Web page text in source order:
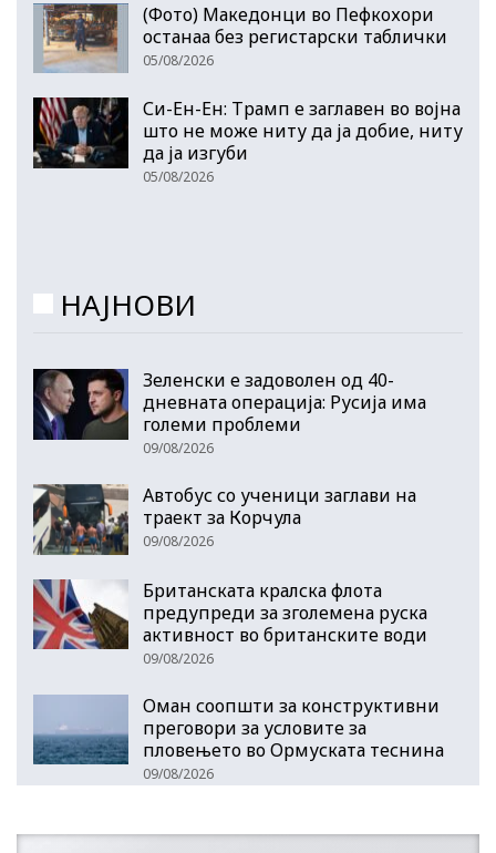
(Фото) Македонци во Пефкохори
останаа без регистарски таблички
05/08/2026
Си-Ен-Ен: Трамп е заглавен во војна
што не може ниту да ја добие, ниту
да ја изгуби
05/08/2026
НАЈНОВИ
Зеленски е задоволен од 40-
дневната операција: Русија има
големи проблеми
09/08/2026
Автобус со ученици заглави на
траект за Корчула
09/08/2026
Британската кралска флота
предупреди за зголемена руска
активност во британските води
09/08/2026
Оман соопшти за конструктивни
преговори за условите за
пловењето во Ормуската теснина
09/08/2026